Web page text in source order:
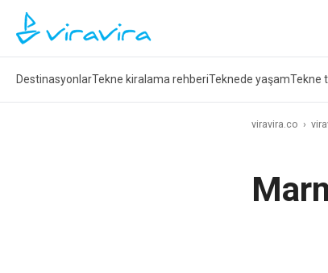
DestinasyonlarTekne kiralama rehberiTeknede yaşamTekne
viravira.co ›